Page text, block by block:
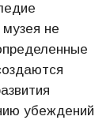
не
убеждений